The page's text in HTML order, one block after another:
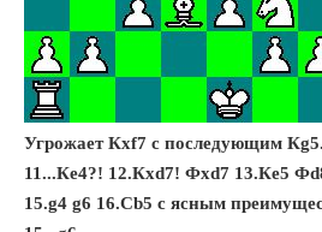
Угрожает Кxf7 с последующим Кg5.
11...Кe4?! 12.Кxd7! Фxd7 13.Кe5
15.g4 g6 16.Сb5 с ясным